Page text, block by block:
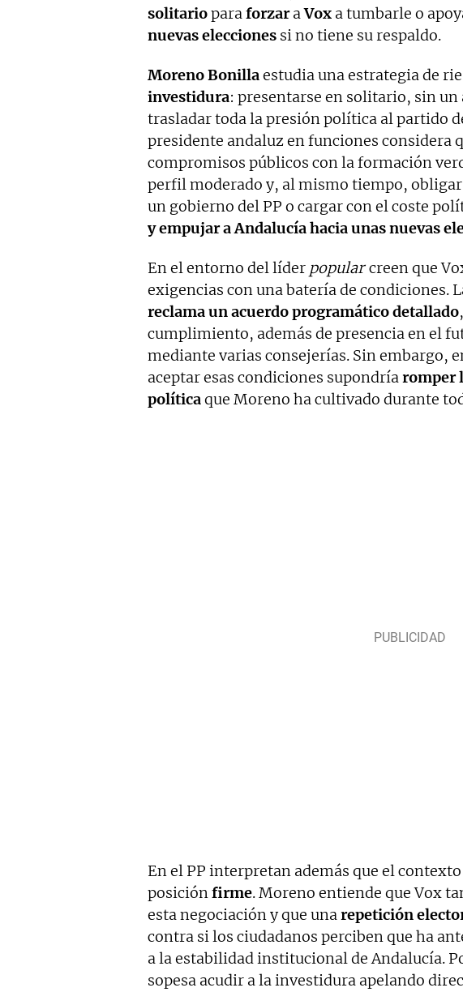
solitarioparaforzaraVox a tumbarle o
nuevas elecciones si no tiene su respaldo.
Moreno Bonillaestudia una estrategia de
investidura: presentarse en solitario, sin
trasladar toda la presión política al partido
presidente andaluz en funciones considera
compromisos públicos con la formación
perfil moderado y, al mismo tiempo,
un gobierno del PP o cargar con el coste
y empujar a Andalucía hacia unas nuevas
En el entorno del líder popularcreen que
exigencias con una batería de condiciones.
reclama un acuerdo programático detallado
cumplimiento, además de presencia en el
mediante varias consejerías. Sin embargo,
aceptar esas condiciones supondríaromper
políticaque Moreno ha cultivado durante
En el PP interpretan además que el
posiciónfirme. Moreno entiende que Vox
esta negociación y que unarepetición
contra si los ciudadanos perciben que ha
a la estabilidad institucional de Andalucía.
sopesa acudir a la investidura apelando